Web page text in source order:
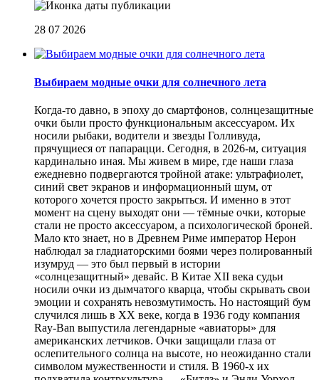
28 07 2026
Выбираем модные очки для солнечного лета
Когда-то давно, в эпоху до смартфонов, солнцезащитные
очки были просто функциональным аксессуаром. Их
носили рыбаки, водители и звезды Голливуда,
прячущиеся от папарацци. Сегодня, в 2026-м, ситуация
кардинально иная. Мы живем в мире, где наши глаза
ежедневно подвергаются тройной атаке: ультрафиолет,
синий свет экранов и информационный шум, от
которого хочется просто закрыться. И именно в этот
момент на сцену выходят они — тёмные очки, которые
стали не просто аксессуаром, а психологической броней.
Мало кто знает, но в Древнем Риме император Нерон
наблюдал за гладиаторскими боями через полированный
изумруд — это был первый в истории
«солнцезащитный» девайс. В Китае XII века судьи
носили очки из дымчатого кварца, чтобы скрывать свои
эмоции и сохранять невозмутимость. Но настоящий бум
случился лишь в XX веке, когда в 1936 году компания
Ray-Ban выпустила легендарные «авиаторы» для
американских летчиков. Очки защищали глаза от
ослепительного солнца на высоте, но неожиданно стали
символом мужественности и стиля. В 1960-х их